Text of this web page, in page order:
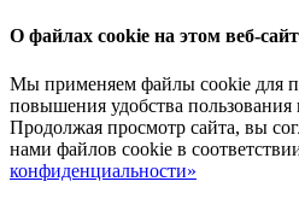
О файлах cookie на этом веб-
Мы применяем файлы cookie для
повышения удобства
Продолжая просмотр сайта, вы
нами файлов cookie в
конфиденциальности»